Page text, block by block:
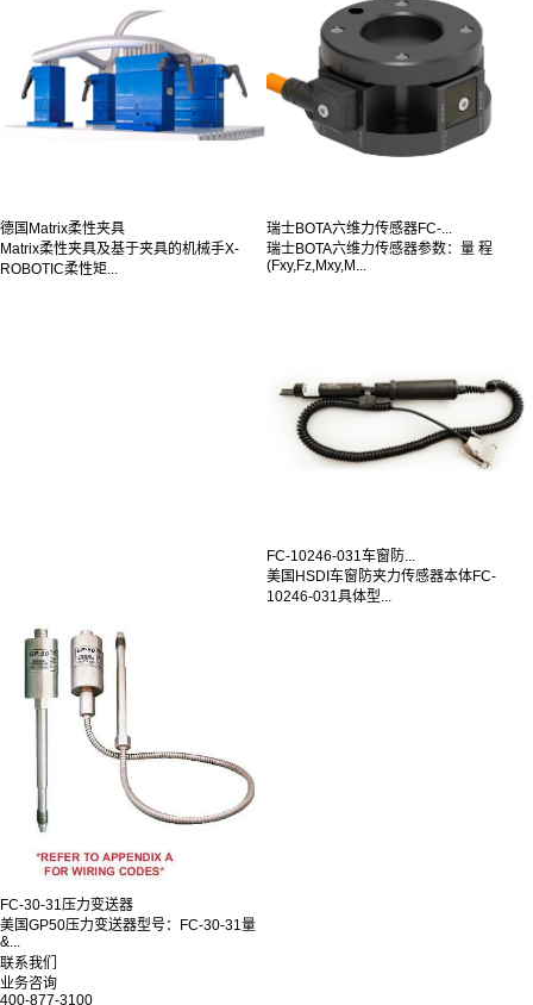
德国Matrix柔性夹具
Matrix柔性夹具及基于夹具的机械手X-
ROBOTIC柔性矩...
瑞士BOTA六维力传感器FC-...
瑞士BOTA六维力传感器参数：量 程
(Fxy,Fz,Mxy,M...
FC-10246-031车窗防...
美国HSDI车窗防夹力传感器本体FC-
10246-031具体型...
FC-30-31压力变送器
美国GP50压力变送器型号：FC-30-31量
&...
联系我们
业务咨询
400-877-3100